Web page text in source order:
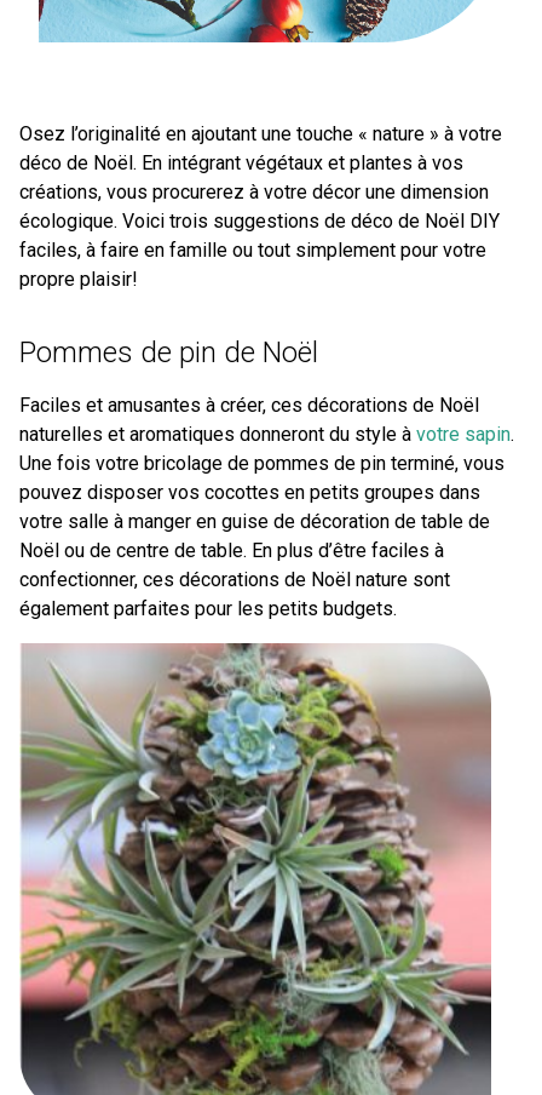
Osez l’originalité en ajoutant une touche « nature » à votre
déco de Noël. En intégrant végétaux et plantes à vos
créations, vous procurerez à votre décor une dimension
écologique. Voici trois suggestions de déco de Noël DIY
faciles, à faire en famille ou tout simplement pour votre
propre plaisir!
Pommes de pin de Noël
Faciles et amusantes à créer, ces décorations de Noël
naturelles et aromatiques donneront du style à votre sapin.
Une fois votre bricolage de pommes de pin terminé, vous
pouvez disposer vos cocottes en petits groupes dans
votre salle à manger en guise de décoration de table de
Noël ou de centre de table. En plus d’être faciles à
confectionner, ces décorations de Noël nature sont
également parfaites pour les petits budgets.